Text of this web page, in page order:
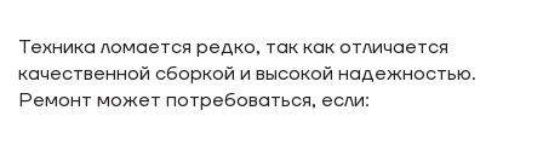
Техника ломается редко, так как отличается
качественной сборкой и высокой надежностью.
Ремонт может потребоваться, если: